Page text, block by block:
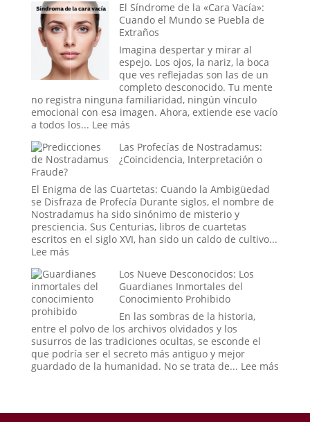
las
Lluvias
Animales
Manuscrito
Voynich:
engaño
medieval,
un
tratado
secreto
o
de
las
El Síndrome de la «Cara Vacía»:
Cuando el Mundo se Puebla de
Extraños
Imagina despertar y mirar al
espejo. Los ojos, la nariz, la boca
que ves reflejadas son las de un
completo desconocido. Tu mente
no registra ninguna familiaridad, ningún vínculo
emocional con esa imagen. Ahora, extiende ese vacío
a todos los... Lee más:
Síndrome
de
«Cara
Vacía»:
Cuando
el
Mundo
de
Extraños
Las Profecías de Nostradamus:
¿Coincidencia, Interpretación o
Fraude?
El Enigma de las Cuartetas: Cuando la Ambigüedad
se Disfraza de Profecía Durante siglos, el nombre de
Nostradamus ha sido sinónimo de misterio y
presciencia. Sus Centurias, libros de cuartetas
escritos en el siglo XVI, han sido un caldo de cultivo...
Lee más:
Profecías
de
Nostradamus:
¿Coincidencia,
Interpretación
o
Fraude?
Los Nueve Desconocidos: Los
Guardianes Inmortales del
Conocimiento Prohibido
En las sombras de la historia,
entre el polvo de los archivos olvidados y los
susurros de las tradiciones ocultas, se esconde el
que podría ser el secreto más antiguo y mejor
guardado de la humanidad. No se trata de... Lee más:
Los